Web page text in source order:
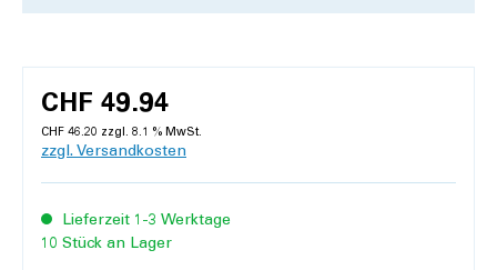
CHF 49.94
CHF 46.20 zzgl. 8.1 % MwSt.
zzgl. Versandkosten
Lieferzeit 1-3 Werktage
10 Stück an Lager